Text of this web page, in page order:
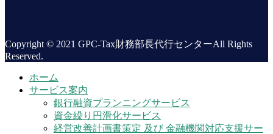
Copyright © 2021 GPC-Tax財務部長代行センターAll Rights
Reserved.
ホーム
サービス案内
銀行融資プランニングサービス
資金繰り円滑化サービス
経営改善計画書策定 及び 金融機関対応支援サー